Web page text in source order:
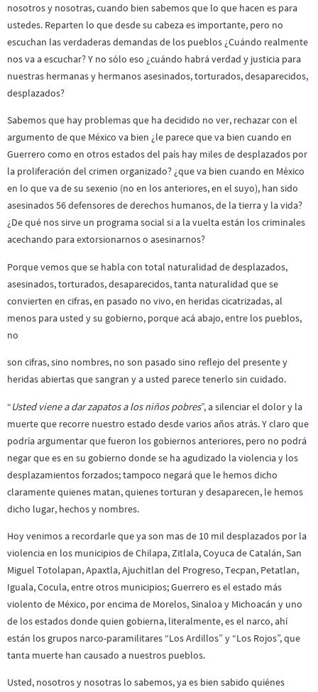
nosotros y nosotras, cuando bien sabemos que lo que hacen es para
ustedes. Reparten lo que desde su cabeza es importante, pero no
escuchan las verdaderas demandas de los pueblos ¿Cuándo realmente
nos va a escuchar? Y no sólo eso ¿cuándo habrá verdad y justicia para
nuestras hermanas y hermanos asesinados, torturados, desaparecidos,
desplazados?
Sabemos que hay problemas que ha decidido no ver, rechazar con el
argumento de que México va bien ¿le parece que va bien cuando en
Guerrero como en otros estados del país hay miles de desplazados por
la proliferación del crimen organizado? ¿que va bien cuando en México
en lo que va de su sexenio (no en los anteriores, en el suyo), han sido
asesinados 56 defensores de derechos humanos, de la tierra y la vida?
¿De qué nos sirve un programa social si a la vuelta están los criminales
acechando para extorsionarnos o asesinarnos?
Porque vemos que se habla con total naturalidad de desplazados,
asesinados, torturados, desaparecidos, tanta naturalidad que se
convierten en cifras, en pasado no vivo, en heridas cicatrizadas, al
menos para usted y su gobierno, porque acá abajo, entre los pueblos,
no
son cifras, sino nombres, no son pasado sino reflejo del presente y
heridas abiertas que sangran y a usted parece tenerlo sin cuidado.
“Usted viene a dar zapatos a los niños pobres”, a silenciar el dolor y la
muerte que recorre nuestro estado desde varios años atrás. Y claro que
podría argumentar que fueron los gobiernos anteriores, pero no podrá
negar que es en su gobierno donde se ha agudizado la violencia y los
desplazamientos forzados; tampoco negará que le hemos dicho
claramente quienes matan, quienes torturan y desaparecen, le hemos
dicho lugar, hechos y nombres.
Hoy venimos a recordarle que ya son mas de 10 mil desplazados por la
violencia en los municipios de Chilapa, Zitlala, Coyuca de Catalán, San
Miguel Totolapan, Apaxtla, Ajuchitlan del Progreso, Tecpan, Petatlan,
Iguala, Cocula, entre otros municipios; Guerrero es el estado más
violento de México, por encima de Morelos, Sinaloa y Michoacán y uno
de los estados donde quien gobierna, literalmente, es el narco, ahí
están los grupos narco-paramilitares “Los Ardillos” y “Los Rojos”, que
tanta muerte han causado a nuestros pueblos.
Usted, nosotros y nosotras lo sabemos, ya es bien sabido quiénes